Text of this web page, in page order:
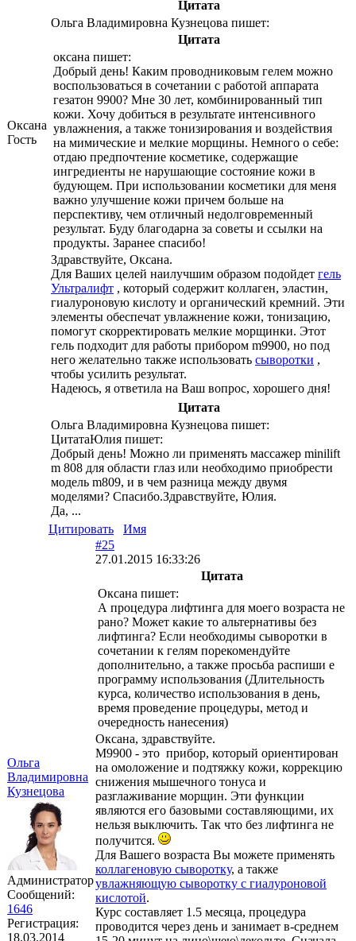
Оксана
Гость
Цитата
Ольга Владимировна Кузнецова пишет:
Цитата
оксана пишет:
Добрый день! Каким проводниковым гелем можно
воспользоваться в сочетании с работой аппарата
гезатон 9900? Мне 30 лет, комбинированный тип
кожи. Хочу добиться в результате интенсивного
увлажнения, а также тонизирования и воздействия
на мимические и мелкие морщины. Немного о себе:
отдаю предпочтение косметике, содержащие
ингредиенты не нарушающие состояние кожи в
будующем. При использовании косметики для меня
важно улучшение кожи причем больше на
перспективу, чем отличный недолговременный
результат. Буду благодарна за советы и ссылки на
продукты. Заранее спасибо!
Здравствуйте, Оксана.
Для Ваших целей наилучшим образом подойдет гель
Ультралифт , который содержит коллаген, эластин,
гиалуроновую кислоту и органический кремний. Эти
элементы обеспечат увлажнение кожи, тонизацию,
помогут скорректировать мелкие морщинки. Этот
гель подходит для работы прибором m9900, но под
него желательно также использовать сыворотки ,
чтобы усилить результат.
Надеюсь, я ответила на Ваш вопрос, хорошего дня!
Цитата
Ольга Владимировна Кузнецова пишет:
ЦитатаЮлия пишет:
Добрый день! Можно ли применять массажер minilift
m 808 для области глаз или необходимо приобрести
модель m809, и в чем разница между двумя
моделями? Спасибо.Здравствуйте, Юлия.
Да, ...
Цитировать
Имя
Ольга
Владимировна
Кузнецова
Администратор
Сообщений:
1646
Регистрация:
18.03.2014
#25
27.01.2015 16:33:26
Цитата
Оксана пишет:
А процедура лифтинга для моего возраста не
рано? Может какие то альтернативы без
лифтинга? Если необходимы сыворотки в
сочетании к гелям порекомендуйте
дополнительно, а также просьба распиши е
программу использования (Длительность
курса, количество использования в день,
время проведение процедуры, метод и
очередность нанесения)
Оксана, здравствуйте.
M9900 - это прибор, который ориентирован
на омоложение и подтяжку кожи, коррекцию
снижения мышечного тонуса и
разглаживание морщин. Эти функции
являются его базовыми составляющими, их
нельзя выключить. Так что без лифтинга не
получится.
Для Вашего возраста Вы можете применять
коллагеновую сыворотку, а также
увлажняющую сыворотку с гиалуроновой
кислотой.
Курс составляет 1.5 месяца, процедура
проводится через день и занимает в-среднем